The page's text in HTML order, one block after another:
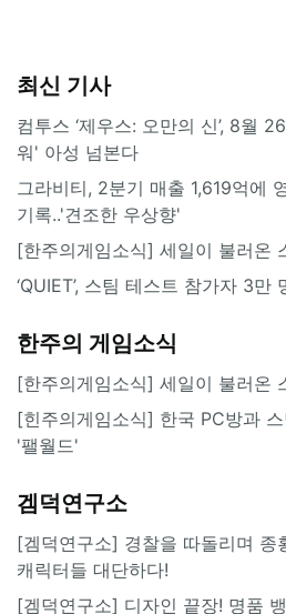
최신 기사
컴투스 ‘제우스: 오만의 신’, 8월
워' 아성 넘본다
그라비티, 2분기 매출 1,619억에
기록..'견조한 우상향'
[한주의게임소식] 세일이 불러온
‘QUIET’, 스팀 테스트 참가자 3만
한주의 게임소식
[한주의게임소식] 세일이 불러온
[힌주의게임소식] 한국 PC방과
'팰월드'
겜덕연구소
[겜덕연구소] 경찰을 따돌리며 종
캐릭터들 대단하다!
[겜덕연구소] 디자인 끝장! 명품